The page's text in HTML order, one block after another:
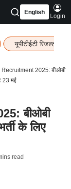
English
Login
यूपीटीईटी रिजल्ट
Recruitment 2025: बीओबी
23 मई
बीओबी
के लिए
read